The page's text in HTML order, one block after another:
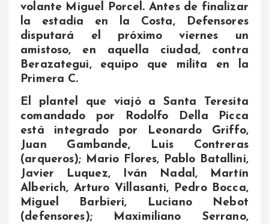
volante Miguel Porcel. Antes de finalizar
la estadía en la Costa, Defensores
disputará el próximo viernes un
amistoso, en aquella ciudad, contra
Berazategui, equipo que milita en la
Primera C.
El plantel que viajó a Santa Teresita
comandado por Rodolfo Della Picca
está integrado por Leonardo Griffo,
Juan Gambande, Luis Contreras
(arqueros); Mario Flores, Pablo Batallini,
Javier Luquez, Iván Nadal, Martín
Alberich, Arturo Villasanti, Pedro Bocca,
Miguel Barbieri, Luciano Nebot
(defensores); Maximiliano Serrano,